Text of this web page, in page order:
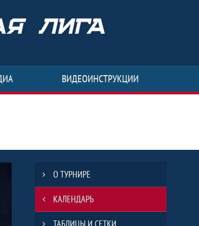
ВИДЕОИНСТРУКЦИИ
СОШ" Сезон - 2023-
О ТУРНИРЕ
КАЛЕНДАРЬ